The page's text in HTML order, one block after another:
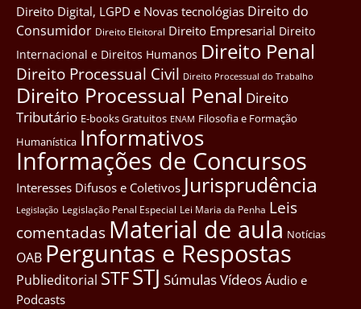
Direito Digital, LGPD e Novas tecnológias Direito do
Consumidor Direito Eleitoral Direito Empresarial Direito
Internacional e Direitos Humanos Direito Penal
Direito Processual Civil Direito Processual do Trabalho
Direito Processual Penal Direito
Tributário E-books Gratuitos ENAM Filosofia e Formação
Humanística Informativos
Informações de Concursos
Interesses Difusos e Coletivos Jurisprudência
Legislação Legislação Penal Especial Lei Maria da Penha Leis
comentadas Material de aula Notícias
OAB Perguntas e Respostas
Publieditorial STFSTJ SúmulasVídeos Áudio e
Podcasts